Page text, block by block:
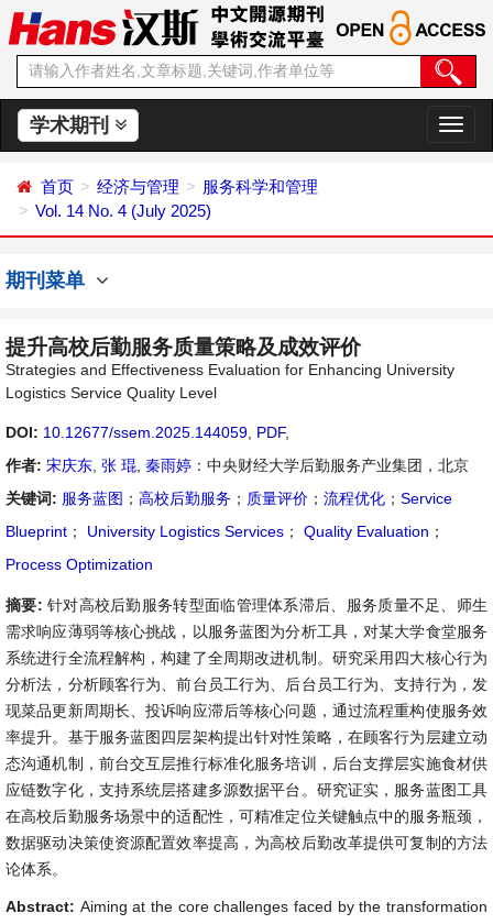
学术期刊
切
换
首页 经济与管理
服务科学和管理
Vol. 14 No. 4 (July 2025)
期刊菜单
提升高校后勤服务质量策略及成效评价
Strategies and Effectiveness Evaluation for Enhancing University
Logistics Service Quality Level
DOI: 10.12677/ssem.2025.144059 PDF,
作者: 宋庆东 张 琨 秦雨婷 ：中央财经大学后勤服务产业集团，北京
关键词: 服务蓝图 ； 高校后勤服务 ； 质量评价 ； 流程优化 ； Service
Blueprint ； University Logistics Services ； Quality Evaluation ；
Process Optimization
摘要: 针对高校后勤服务转型面临管理体系滞后、服务质量不足、师生
需求响应薄弱等核心挑战，以服务蓝图为分析工具，对某大学食堂服务
系统进行全流程解构，构建了全周期改进机制。研究采用四大核心行为
分析法，分析顾客行为、前台员工行为、后台员工行为、支持行为，发
现菜品更新周期长、投诉响应滞后等核心问题，通过流程重构使服务效
率提升。基于服务蓝图四层架构提出针对性策略，在顾客行为层建立动
态沟通机制，前台交互层推行标准化服务培训，后台支撑层实施食材供
应链数字化，支持系统层搭建多源数据平台。研究证实，服务蓝图工具
在高校后勤服务场景中的适配性，可精准定位关键触点中的服务瓶颈，
数据驱动决策使资源配置效率提高，为高校后勤改革提供可复制的方法
论体系。
Abstract: Aiming at the core challenges faced by the transformation